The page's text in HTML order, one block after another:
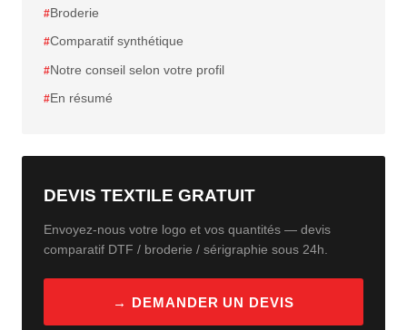
Broderie
Comparatif synthétique
Notre conseil selon votre profil
En résumé
DEVIS TEXTILE GRATUIT
Envoyez-nous votre logo et vos quantités — devis
comparatif DTF / broderie / sérigraphie sous 24h.
→ DEMANDER UN DEVIS